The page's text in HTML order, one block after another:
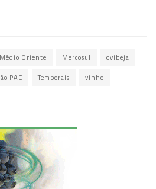
Oriente Mercosul ovibeja
PAC Temporais vinho